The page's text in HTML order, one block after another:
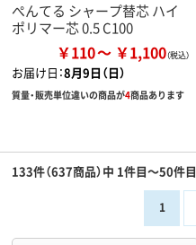
ぺんてる シャープ替芯 ハイ
ポリマー芯 0.5 C100
￥110 ￥1,100
お届け日：8月9日（日）
質量・販売単位違いの商品が4商品あります
133件（637商品）中 1件目～50件目
1